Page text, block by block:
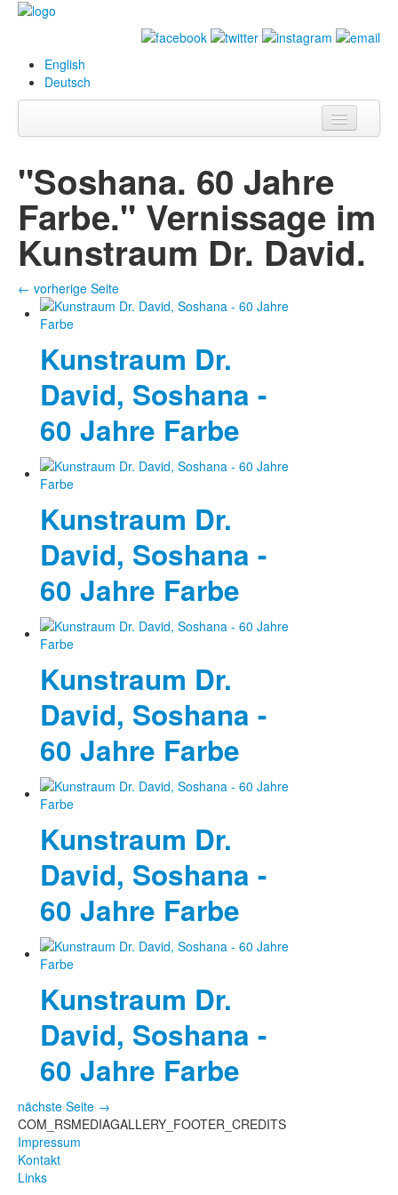
English
Deutsch
Biografie
Bilder
Datenbank
Ausstellungen
& Projekte
Events
Presse
Fotos
Publikationen
Sammlungen
Museen
"Soshana. 60 Jahre
Farbe." Vernissage im
Kunstraum Dr. David.
← vorherige Seite
Kunstraum Dr.
David, Soshana -
60 Jahre Farbe
Kunstraum Dr.
David, Soshana -
60 Jahre Farbe
Kunstraum Dr.
David, Soshana -
60 Jahre Farbe
Kunstraum Dr.
David, Soshana -
60 Jahre Farbe
Kunstraum Dr.
David, Soshana -
60 Jahre Farbe
nächste Seite →
COM_RSMEDIAGALLERY_FOOTER_CREDITS
Impressum
Kontakt
Links